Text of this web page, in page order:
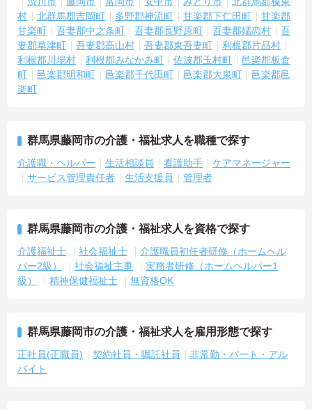
村
北群馬郡吉岡町 多野郡神流町 甘楽郡下仁田町
甘楽郡
甘楽町
吾妻郡中之条町 吾妻郡長野原町 吾妻郡嬬恋村
吾
妻郡草津町
吾妻郡高山村 吾妻郡東吾妻町
利根郡片品村
利根郡川場村
利根郡みなかみ町 佐波郡玉村町
邑楽郡板倉
町
邑楽郡明和町 邑楽郡千代田町 邑楽郡大泉町
邑楽郡邑
楽町
群馬県藤岡市の介護・福祉求人を職種で探す
介護職・ヘルパー 生活相談員 看護助手
ケアマネージャー
サービス管理責任者
生活支援員 管理者
群馬県藤岡市の介護・福祉求人を資格で探す
介護福祉士 社会福祉士
介護職員初任者研修（ホームヘル
パー2級）
社会福祉主事
実務者研修（ホームヘルパー1
級）
精神保健福祉士 無資格OK
群馬県藤岡市の介護・福祉求人を雇用形態で探す
正社員(正職員) 契約社員・嘱託社員
非常勤・パート・アル
バイト